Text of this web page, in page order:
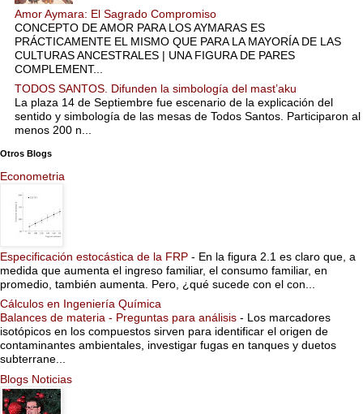
Amor Aymara: El Sagrado Compromiso
CONCEPTO DE AMOR PARA LOS AYMARAS ES
PRÁCTICAMENTE EL MISMO QUE PARA LA MAYORÍA DE LAS
CULTURAS ANCESTRALES | UNA FIGURA DE PARES
COMPLEMENT...
TODOS SANTOS. Difunden la simbología del mast’aku
La plaza 14 de Septiembre fue escenario de la explicación del
sentido y simbología de las mesas de Todos Santos. Participaron al
menos 200 n...
Otros Blogs
Econometria
Especificación estocástica de la FRP - En la figura 2.1 es claro que, a
medida que aumenta el ingreso familiar, el consumo familiar, en
promedio, también aumenta. Pero, ¿qué sucede con el con...
Cálculos en Ingeniería Química
Balances de materia - Preguntas para análisis - Los marcadores
isotópicos en los compuestos sirven para identificar el origen de
contaminantes ambientales, investigar fugas en tanques y duetos
subterrane...
Blogs Noticias